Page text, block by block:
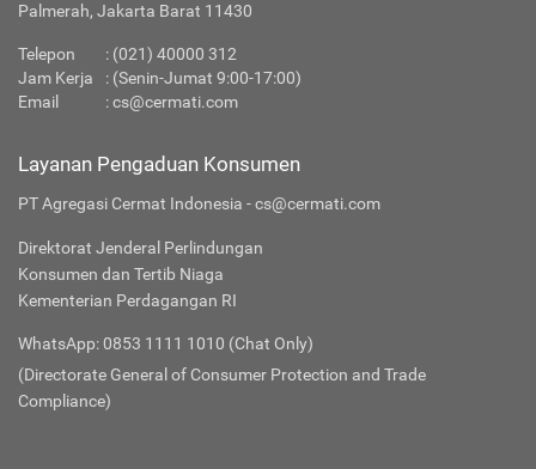
Palmerah, Jakarta Barat 11430
Telepon : (021) 40000 312
Jam Kerja
: (Senin-Jumat 9:00-17:00)
Email
:cs@cermati.com
Layanan Pengaduan Konsumen
PT Agregasi Cermat Indonesia - cs@cermati.com
Direktorat Jenderal Perlindungan
Konsumen dan Tertib Niaga
Kementerian Perdagangan RI
WhatsApp: 0853 1111 1010 (Chat Only)
(Directorate General of Consumer Protection and Trade
Compliance)